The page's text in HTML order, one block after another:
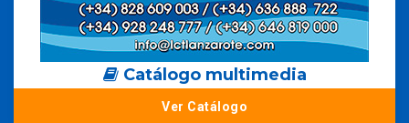
Catálogo multimedia
Ver Catálogo